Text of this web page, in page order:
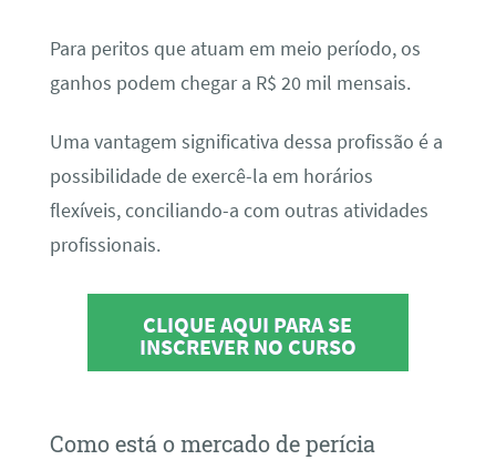
Para peritos que atuam em meio período, os
ganhos podem chegar a R$ 20 mil mensais.
Uma vantagem significativa dessa profissão é a
possibilidade de exercê-la em horários
flexíveis, conciliando-a com outras atividades
profissionais.
CLIQUE AQUI PARA SE
INSCREVER NO CURSO
Como está o mercado de perícia